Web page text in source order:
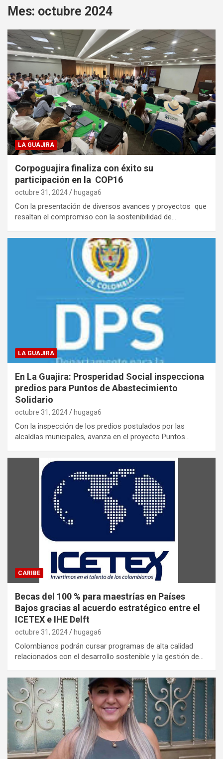
Mes: octubre 2024
LA GUAJIRA
Corpoguajira finaliza con éxito su
participación en la COP16
octubre 31, 2024 hugaga6
Con la presentación de diversos avances y proyectos que
resaltan el compromiso con la sostenibilidad de…
LA GUAJIRA
En La Guajira: Prosperidad Social inspecciona
predios para Puntos de Abastecimiento
Solidario
octubre 31, 2024 hugaga6
Con la inspección de los predios postulados por las
alcaldías municipales, avanza en el proyecto Puntos…
CARIBE
Becas del 100 % para maestrías en Países
Bajos gracias al acuerdo estratégico entre el
ICETEX e IHE Delft
octubre 31, 2024 hugaga6
Colombianos podrán cursar programas de alta calidad
relacionados con el desarrollo sostenible y la gestión de…